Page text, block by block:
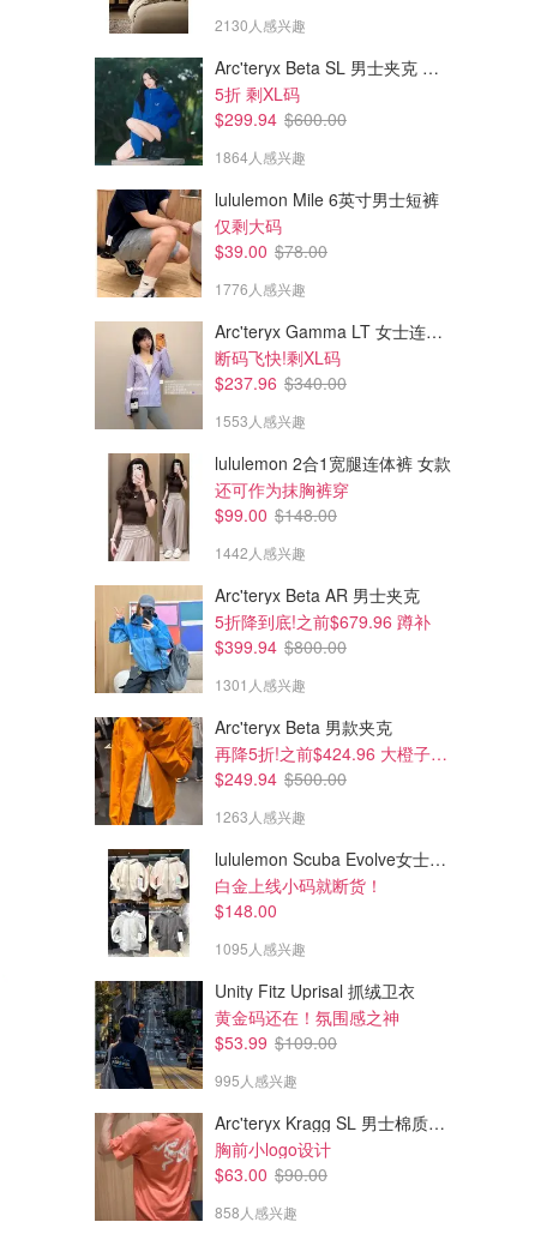
$8.00
e.l.f. Sheer For It Blush Tint 多
用腮红液 长效持妆
amazon.ca
$48.00
Bobbi Brown 腮红棒
Sephora.ca
2130人感兴趣
Arc'teryx Beta SL 男士夹克 黑色
5折 剩XL码
$299.94 $600.00
1864人感兴趣
lululemon Mile 6英寸男士短裤
仅剩大码
$39.00 $78.00
1776人感兴趣
Arc'teryx Gamma LT 女士连帽夹克
断码飞快!剩XL码
$237.96 $340.00
1553人感兴趣
lululemon 2合1宽腿连体裤 女款
还可作为抹胸裤穿
$99.00 $148.00
1442人感兴趣
Arc'teryx Beta AR 男士夹克
5折降到底!之前$679.96 蹲补
$399.94 $800.00
1301人感兴趣
Arc'teryx Beta 男款夹克
再降5折!之前$424.96 大橙子好显白 蹲补
$249.94 $500.00
1263人感兴趣
lululemon Scuba Evolve女士连帽卫衣 全拉链
白金上线小码就断货！
$148.00
1095人感兴趣
Unity Fitz Uprisal 抓绒卫衣
黄金码还在！氛围感之神
$53.99 $109.00
995人感兴趣
Arc'teryx Kragg SL 男士棉质短袖T恤
胸前小logo设计
$63.00 $90.00
858人感兴趣